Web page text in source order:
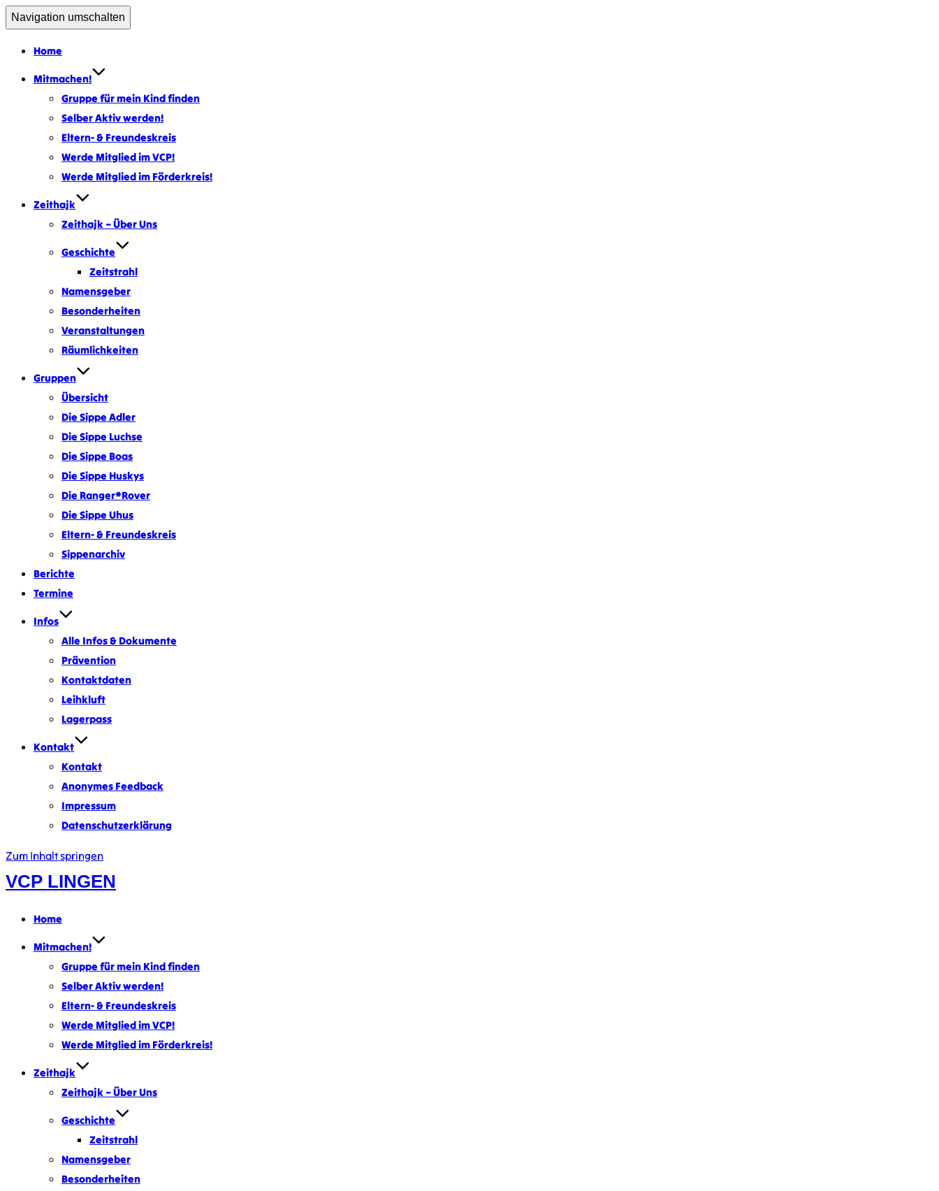
Navigation umschalten
Home
Mitmachen!
Gruppe für mein Kind finden
Selber Aktiv werden!
Eltern- & Freundeskreis
Werde Mitglied im VCP!
Werde Mitglied im Förderkreis!
Zeithajk
Zeithajk – Über Uns
Geschichte
Zeitstrahl
Namensgeber
Besonderheiten
Veranstaltungen
Räumlichkeiten
Gruppen
Übersicht
Die Sippe Adler
Die Sippe Luchse
Die Sippe Boas
Die Sippe Huskys
Die Ranger*Rover
Die Sippe Uhus
Eltern- & Freundeskreis
Sippenarchiv
Berichte
Termine
Infos
Alle Infos & Dokumente
Prävention
Kontaktdaten
Leihkluft
Lagerpass
Kontakt
Kontakt
Anonymes Feedback
Impressum
Datenschutzerklärung
Zum Inhalt springen
VCP LINGEN
Home
Mitmachen!
Gruppe für mein Kind finden
Selber Aktiv werden!
Eltern- & Freundeskreis
Werde Mitglied im VCP!
Werde Mitglied im Förderkreis!
Zeithajk
Zeithajk – Über Uns
Geschichte
Zeitstrahl
Namensgeber
Besonderheiten